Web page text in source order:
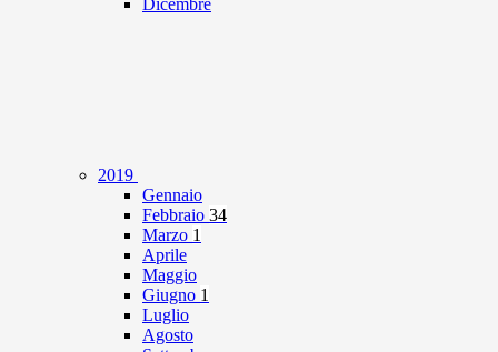
Dicembre
2019
Gennaio
Febbraio 34
Marzo 1
Aprile
Maggio
Giugno 1
Luglio
Agosto